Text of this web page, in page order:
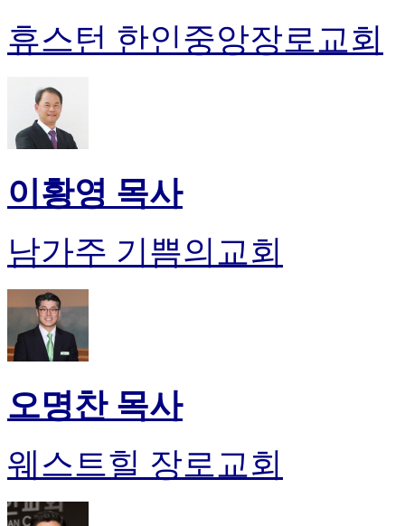
휴스턴 한인중앙장로교회
이황영 목사
남가주 기쁨의교회
오명찬 목사
웨스트힐 장로교회